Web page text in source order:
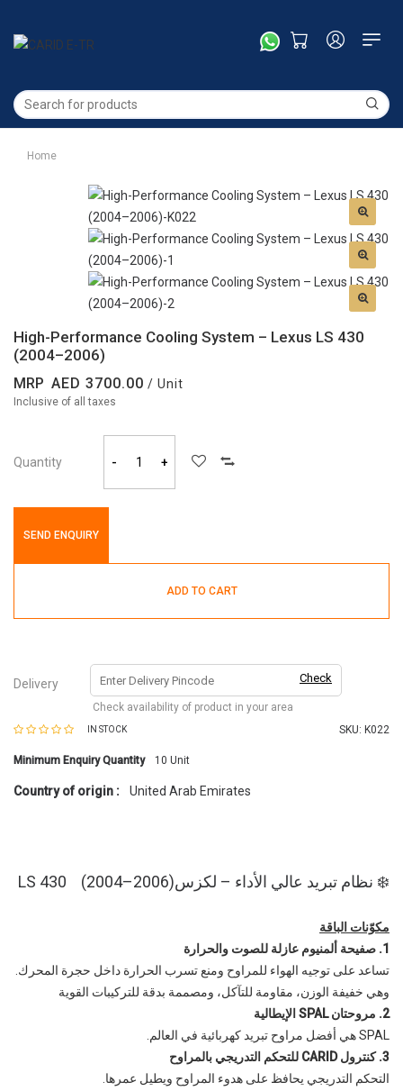
Home
High-Performance Cooling System – Lexus LS 430
(2004–2006)
MRP 3700.00 / Unit
Inclusive of all taxes
Quantity - +
SEND ENQUIRY
ADD TO CART
Delivery Check
Check availability of product in your area
IN STOCK SKU: K022
Minimum Enquiry Quantity 10 Unit
Country of origin : United Arab Emirates
❄️ نظام تبريد عالي الأداء – لكزسLS 430 (2004–2006)
مكوّنات الباقة
1. صفيحة ألمنيوم عازلة للصوت والحرارة
تساعد على توجيه الهواء للمراوح ومنع تسرب الحرارة داخل حجرة المحرك.
وهي خفيفة الوزن، مقاومة للتآكل، ومصممة بدقة للتركيبات القوية
2. مروحتان SPAL الإيطالية
SPAL هي أفضل مراوح تبريد كهربائية في العالم.
3. كنترول CARID للتحكم التدريجي بالمراوح
التحكم التدريجي يحافظ على هدوء المراوح ويطيل عمرها.